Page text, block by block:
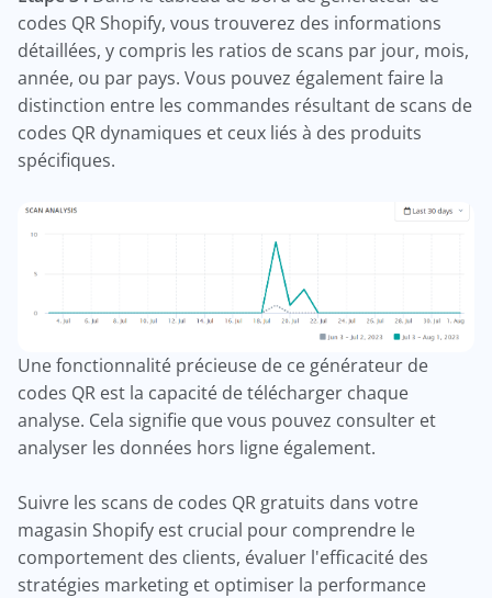
codes QR Shopify, vous trouverez des informations
détaillées, y compris les ratios de scans par jour, mois,
année, ou par pays. Vous pouvez également faire la
distinction entre les commandes résultant de scans de
codes QR dynamiques et ceux liés à des produits
spécifiques.
Une fonctionnalité précieuse de ce générateur de
codes QR est la capacité de télécharger chaque
analyse. Cela signifie que vous pouvez consulter et
analyser les données hors ligne également.
Suivre les scans de codes QR gratuits dans votre
magasin Shopify est crucial pour comprendre le
comportement des clients, évaluer l'efficacité des
stratégies marketing et optimiser la performance